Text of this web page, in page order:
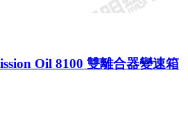
Oil 8100 雙離合器變速箱